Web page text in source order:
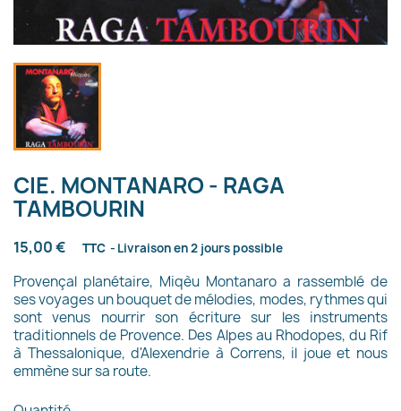
CIE. MONTANARO - RAGA
TAMBOURIN
15,00 € TTC Livraison en 2 jours possible
Provençal planétaire, Miqèu Montanaro a rassemblé de
ses voyages un bouquet de mélodies, modes, rythmes qui
sont venus nourrir son écriture sur les instruments
traditionnels de Provence. Des Alpes au Rhodopes, du Rif
à Thessalonique, d'Alexendrie à Correns, il joue et nous
emmène sur sa route.